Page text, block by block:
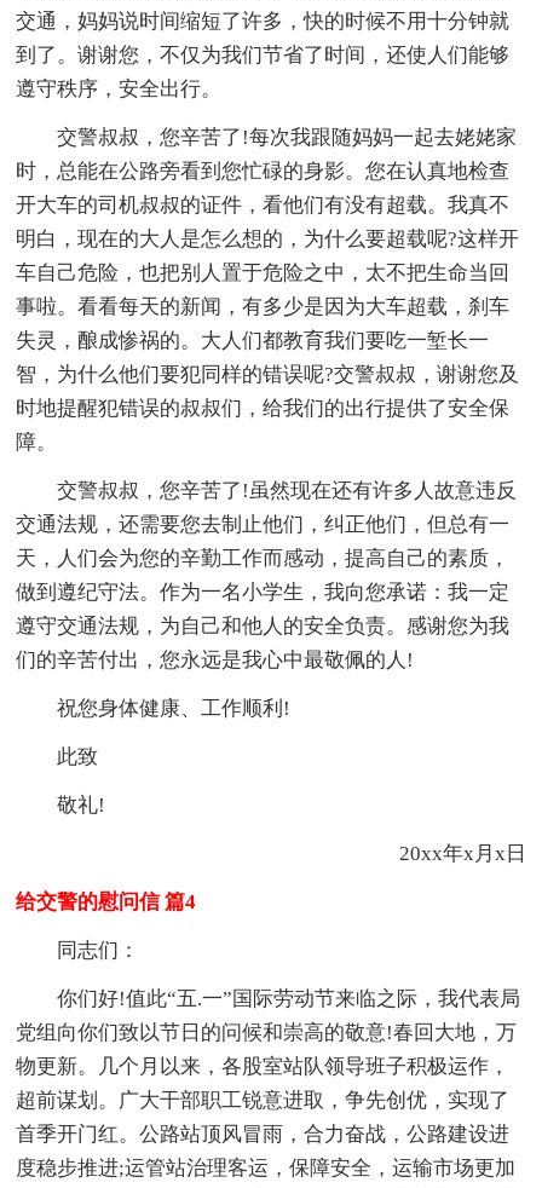
交通，妈妈说时间缩短了许多，快的时候不用十分钟就
到了。谢谢您，不仅为我们节省了时间，还使人们能够
遵守秩序，安全出行。
交警叔叔，您辛苦了!每次我跟随妈妈一起去姥姥家
时，总能在公路旁看到您忙碌的身影。您在认真地检查
开大车的司机叔叔的证件，看他们有没有超载。我真不
明白，现在的大人是怎么想的，为什么要超载呢?这样开
车自己危险，也把别人置于危险之中，太不把生命当回
事啦。看看每天的新闻，有多少是因为大车超载，刹车
失灵，酿成惨祸的。大人们都教育我们要吃一堑长一
智，为什么他们要犯同样的错误呢?交警叔叔，谢谢您及
时地提醒犯错误的叔叔们，给我们的出行提供了安全保
障。
交警叔叔，您辛苦了!虽然现在还有许多人故意违反
交通法规，还需要您去制止他们，纠正他们，但总有一
天，人们会为您的辛勤工作而感动，提高自己的素质，
做到遵纪守法。作为一名小学生，我向您承诺：我一定
遵守交通法规，为自己和他人的安全负责。感谢您为我
们的辛苦付出，您永远是我心中最敬佩的人!
祝您身体健康、工作顺利!
此致
敬礼!
20xx年x月x日
给交警的慰问信 篇4
同志们：
你们好!值此“五.一”国际劳动节来临之际，我代表局
党组向你们致以节日的问候和崇高的敬意!春回大地，万
物更新。几个月以来，各股室站队领导班子积极运作，
超前谋划。广大干部职工锐意进取，争先创优，实现了
首季开门红。公路站顶风冒雨，合力奋战，公路建设进
度稳步推进;运管站治理客运，保障安全，运输市场更加